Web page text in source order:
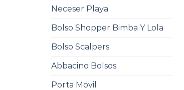
Neceser Playa
Bolso Shopper Bimba Y Lola
Bolso Scalpers
Abbacino Bolsos
Porta Movil